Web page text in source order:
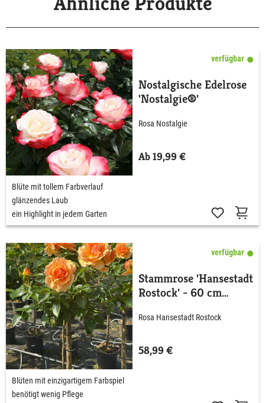
verfügbar
Nostalgische Edelrose
'Nostalgie®'
Rosa Nostalgie
Ab 19,99 €
Blüte mit tollem Farbverlauf
glänzendes Laub
ein Highlight in jedem Garten
verfügbar
Stammrose 'Hansestadt
Rostock' - 60 cm
Rosa Hansestadt Rostock
58,99 €
Blüten mit einzigartigem Farbspiel
benötigt wenig Pflege